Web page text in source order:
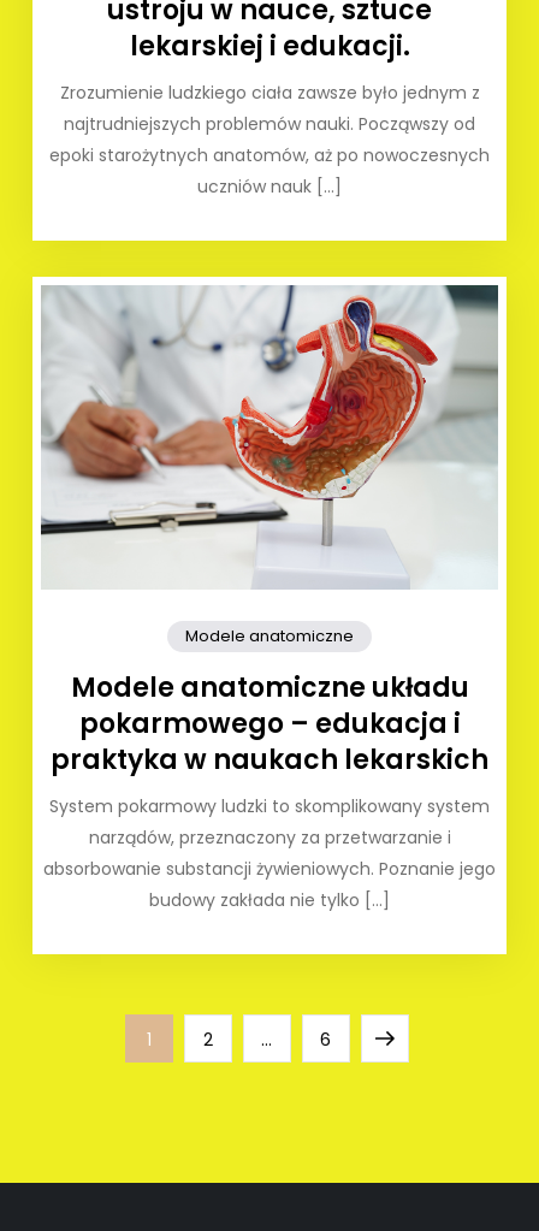
ustroju w nauce, sztuce
lekarskiej i edukacji.
Zrozumienie ludzkiego ciała zawsze było jednym z
najtrudniejszych problemów nauki. Począwszy od
epoki starożytnych anatomów, aż po nowoczesnych
uczniów nauk […]
Modele anatomiczne
Modele anatomiczne układu
pokarmowego – edukacja i
praktyka w naukach lekarskich
System pokarmowy ludzki to skomplikowany system
narządów, przeznaczony za przetwarzanie i
absorbowanie substancji żywieniowych. Poznanie jego
budowy zakłada nie tylko […]
Nawigacja
Page
1 Page
2 … Page
6
Next